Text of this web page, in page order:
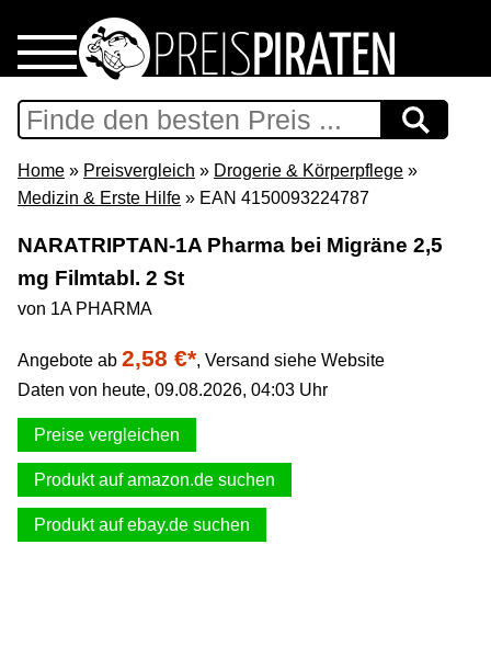
Home
Download
Support & Newsletter
Presse
Datenschutz
Impressum
Home » Preisvergleich » Drogerie & Körperpflege »
Medizin & Erste Hilfe » EAN 4150093224787
NARATRIPTAN-1A Pharma bei Migräne 2,5
mg Filmtabl. 2 St
von 1A PHARMA
Angebote ab 2,58 €*, Versand siehe Website
Daten von heute, 09.08.2026, 04:03 Uhr
Preise vergleichen
Produkt auf amazon.de suchen
Produkt auf ebay.de suchen